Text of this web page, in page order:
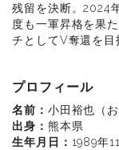
残留を決断。2024
度も一軍昇格を果
チとしてV奪還を目
プロフィール
名前： 小田裕也（
出身： 熊本県
生年月日： 1989年